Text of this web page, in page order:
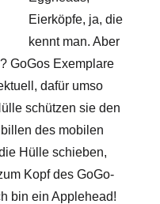
Eierköpfe, ja, die
kennt man. Aber
GoGos Exemplare
dafür umso
schützen sie den
des mobilen
Hülle schieben,
Kopf des GoGo-
bin ein Applehead!